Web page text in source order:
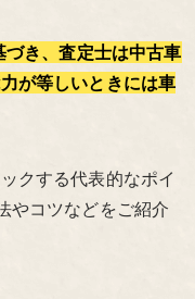
き、査定士は中古車
が等しいときには車
クする代表的なポイ
やコツなどをご紹介